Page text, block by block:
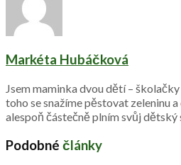
Markéta Hubáčková
Jsem maminka dvou dětí –
toho se snažíme pěstovat zeleninu
alespoň částečně plním svůj dětský
Podobné články